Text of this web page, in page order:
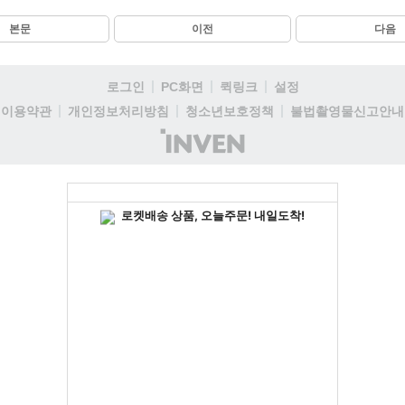
본문 이전 다음
로그인 PC화면 퀵링크
설정
이용약관
개인정보처리방침 청소년보호정책
불법촬영물신고안내
(주)
인